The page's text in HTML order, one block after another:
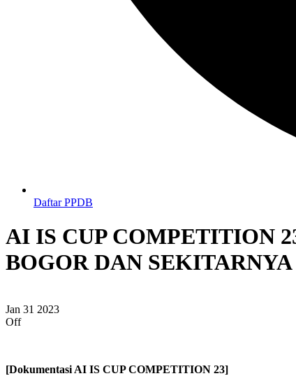
Daftar PPDB
AI IS CUP COMPETITION
BOGOR DAN SEKITARNYA
Jan 31 2023
Off
[Dokumentasi AI IS CUP COMPETITION 23]